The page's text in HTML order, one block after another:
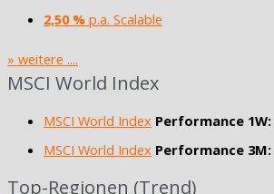
2,50 % p.a. Scalable
» weitere ....
MSCI World Index
MSCI World Index Performance 1W:
MSCI World Index Performance 3M:
Top-Regionen (Trend)